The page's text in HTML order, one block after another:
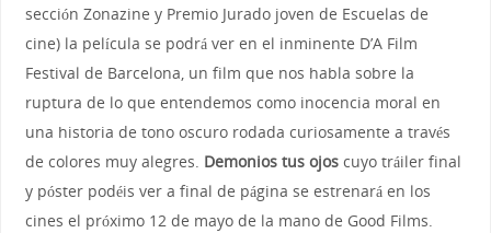
sección Zonazine y Premio Jurado joven de Escuelas de
cine) la película se podrá ver en el inminente D’A Film
Festival de Barcelona, un film que nos habla sobre la
ruptura de lo que entendemos como inocencia moral en
una historia de tono oscuro rodada curiosamente a través
de colores muy alegres. Demonios tus ojoscuyo tráiler final
y póster podéis ver a final de página se estrenará en los
cines el próximo 12 de mayo de la mano de Good Films.